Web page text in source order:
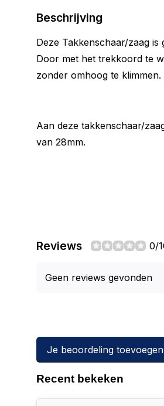
Beschrijving
Deze Takkenschaar/zaag
Door met het trekkoord te
zonder omhoog te klimmen.
Aan deze takkenschaar/
van 28mm.
Reviews 0/
Geen reviews gevonden
Je beoordeling toevoegen
Recent bekeken